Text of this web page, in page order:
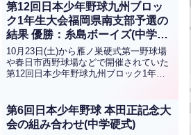
第12回日本少年野球九州ブロッ
ク1年生大会福岡県南支部予選の
結果 優勝：糸島ボーイズ(中学ボ
ーイズ)
10月23日(土)から雁ノ巣硬式第一野球場
や春日市西野球場などで開催されていた
第12回日本少年野球九州ブロック1年生
ズ、3位は朝倉ボーイズ、福岡粕屋ボーイ
ズです。この４チ...全文はクリック
第6回日本少年野球 本田正記念大
会の組み合わせ(中学硬式)